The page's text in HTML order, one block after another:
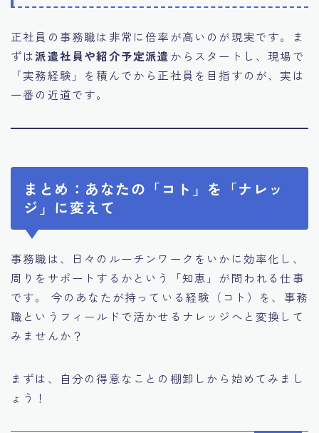
正社員の事務職は非常に倍率が高いのが現実です。ま
ずは派遣社員や紹介予定派遣からスタートし、現場で
「実務経験」を積んでから正社員を目指すのが、実は
一番の近道です。
まとめ：あなたの「コト」を「ナレッ
ジ」に変えて
事務職は、日々のルーチンワークをいかに効率化し、
周りをサポートするかという「知恵」が問われる仕事
です。 今のあなたが持っている経験（コト）を、事務
職というフィールドで活かせるナレッジへと変換して
みませんか？
まずは、自分の得意なことの棚卸しから始めてみまし
ょう！